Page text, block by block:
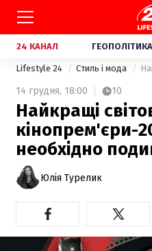
24 КАНАЛ ГЕОПОЛІТИКА
Lifestyle 24 Стиль і мода
14 грудня, 18:00 10
Найкращі
кінопрем'єри-
необхідно
Юлія Турелик